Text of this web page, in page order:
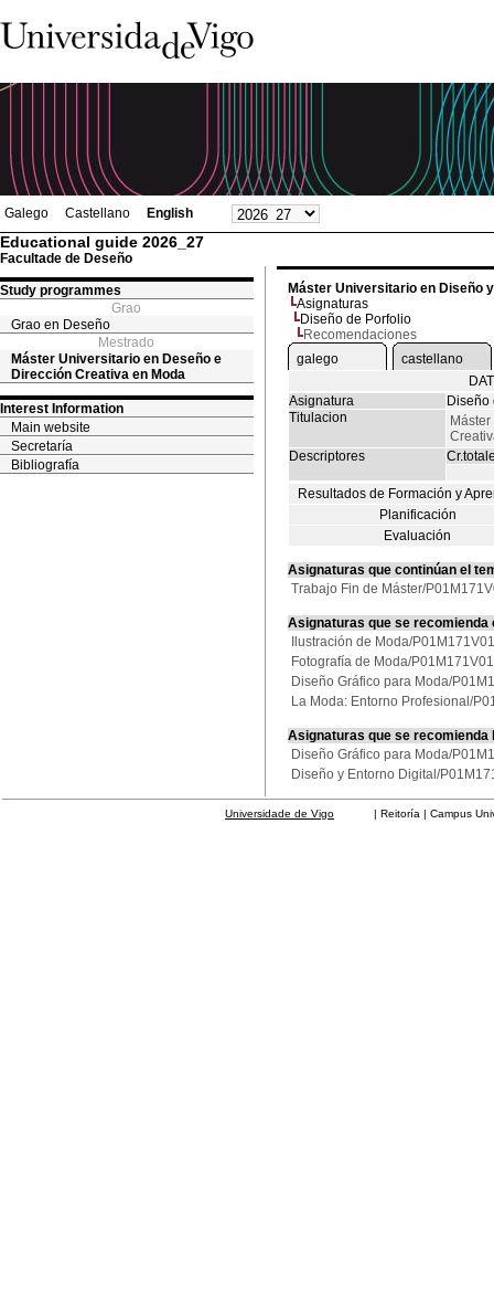
Galego Castellano English
Educational guide 2026_27
Facultade de Deseño
Study programmes
Grao
Grao en Deseño
Mestrado
Máster Universitario en Deseño e
Dirección Creativa en Moda
Interest Information
Main website
Secretaría
Bibliografía
Máster Universitario en Diseño
Asignaturas
Diseño de Porfolio
Recomendaciones
galego
castellano
Asignatura
Diseño
Titulacion
Descriptores
Resultados de Formación y
Planificación
Evaluación
Asignaturas que continúan el
Trabajo Fin de Máster/
Asignaturas que se
Ilustración de Moda/
Fotografía de Moda/
Diseño Gráfico para Moda/
La Moda: Entorno Profesional/
Asignaturas que se
Diseño Gráfico para Moda/
Diseño y Entorno Digital/
Universidade de Vigo | Reitoría | Campus